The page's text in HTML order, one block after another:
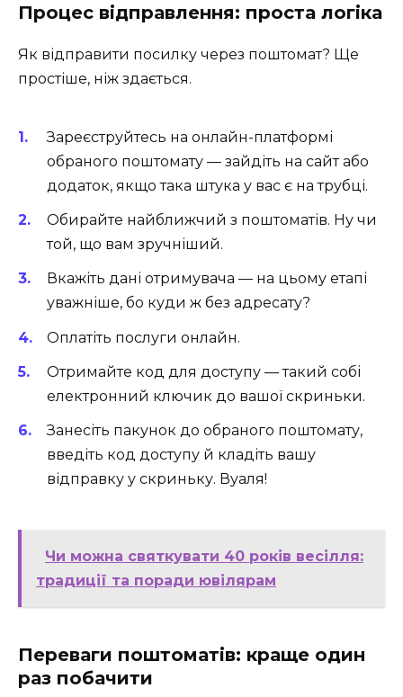
Процес відправлення: проста логіка
Як відправити посилку через поштомат? Ще
простіше, ніж здається.
Зареєструйтесь на онлайн-платформі
обраного поштомату — зайдіть на сайт або
додаток, якщо така штука у вас є на трубці.
Обирайте найближчий з поштоматів. Ну чи
той, що вам зручніший.
Вкажіть дані отримувача — на цьому етапі
уважніше, бо куди ж без адресату?
Оплатіть послуги онлайн.
Отримайте код для доступу — такий собі
електронний ключик до вашої скриньки.
Занесіть пакунок до обраного поштомату,
введіть код доступу й кладіть вашу
відправку у скриньку. Вуаля!
Чи можна святкувати 40 років весілля:
традиції та поради ювілярам
Переваги поштоматів: краще один
раз побачити